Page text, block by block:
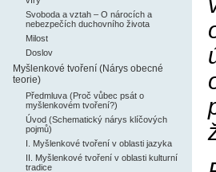
Svoboda a vztah – O nárocích a
nebezpečích duchovního života
Milost
Doslov
Myšlenkové tvoření (Nárys obecné
teorie)
Předmluva (Proč vůbec psát o
myšlenkovém tvoření?)
Úvod (Schematický nárys klíčových
pojmů)
I. Myšlenkové tvoření v oblasti jazyka
II. Myšlenkové tvoření v oblasti kulturní
tradice